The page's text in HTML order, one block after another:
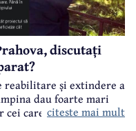
discutați
reabilitare și extindere a
dau foarte mari
care suferă sunt
citeste mai mult